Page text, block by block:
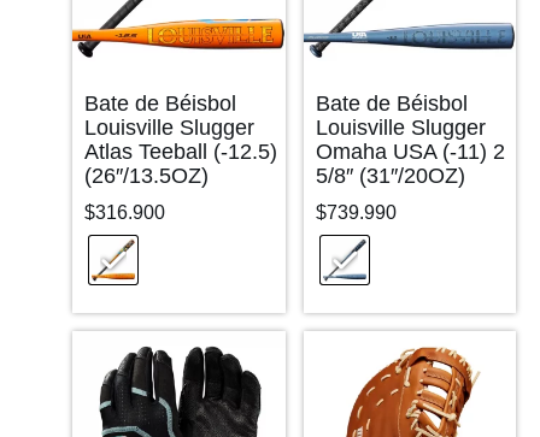
Bate de Béisbol
Louisville Slugger
Atlas Teeball (-12.5)
(26″/13.5OZ)
$316.900
Bate de Béisbol
Louisville Slugger
Omaha USA (-11) 2
5/8″ (31″/20OZ)
$739.990